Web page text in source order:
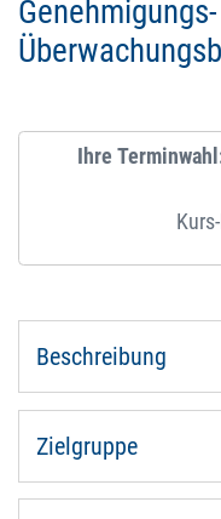
Ihre
Beschreibung
Zielgruppe